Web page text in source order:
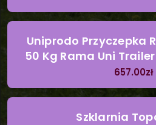
Uniprodo Przyczepka
50 Kg Rama Uni
657.00zł
Szklarnia